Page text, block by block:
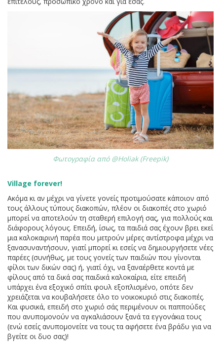
Φωτογραφία από @Holiak (Freepik)
Village forever!
Ακόμα κι αν μέχρι να γίνετε γονείς προτιμούσατε κάποιον από
τους άλλους τύπους διακοπών, πλέον οι διακοπές στο χωριό
μπορεί να αποτελούν τη σταθερή επιλογή σας, για πολλούς και
διάφορους λόγους. Επειδή, ίσως, τα παιδιά σας έχουν βρει εκεί
μια καλοκαιρινή παρέα που μετρούν μέρες αντίστροφα μέχρι να
ξανασυναντήσουν, γιατί μπορεί κι εσείς να δημιουργήσετε νέες
παρέες (συνήθως, με τους γονείς των παιδιών που γίνονται
φίλοι των δικών σας) ή, γιατί όχι, να ξαναέρθετε κοντά με
φίλους από τα δικά σας παιδικά καλοκαίρια, είτε επειδή
υπάρχει ένα εξοχικό σπίτι φουλ εξοπλισμένο, οπότε δεν
χρειάζεται να κουβαλήσετε όλο το νοικοκυριό στις διακοπές.
Και φυσικά, επειδή στο χωριό σάς περιμένουν οι παππούδες
που ανυπομονούν να αγκαλιάσουν ξανά τα εγγονάκια τους
(ενώ εσείς ανυπομονείτε να τους τα αφήσετε ένα βράδυ για να
βγείτε οι δυο σας)!